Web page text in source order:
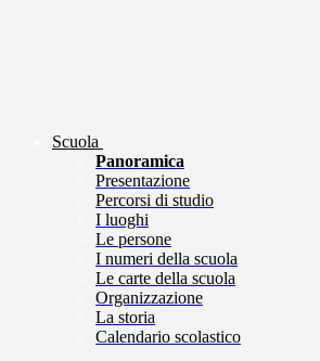
Scuola
Panoramica
Presentazione
Percorsi di studio
I luoghi
Le persone
I numeri della scuola
Le carte della scuola
Organizzazione
La storia
Calendario scolastico